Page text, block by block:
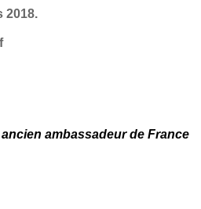
2018.
ambassadeur de France